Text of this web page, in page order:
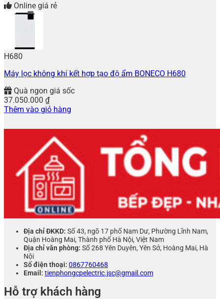
Online giá rẻ
H680
Máy lọc không khí kết hợp tạo độ ẩm BONECO H680
Quà ngon giá sốc
37.050.000 ₫
Thêm vào giỏ hàng
Địa chỉ ĐKKD: Số 43, ngõ 17 phố Nam Dư, Phường Lĩnh Nam,
Quận Hoàng Mai, Thành phố Hà Nội, Việt Nam
Địa chỉ văn phòng: Số 268 Yên Duyên, Yên Sở, Hoàng Mai, Hà
Nội
Số điện thoại: 0867760468
Email: tienphongcpelectric.jsc@gmail.com
Hỗ trợ khách hàng